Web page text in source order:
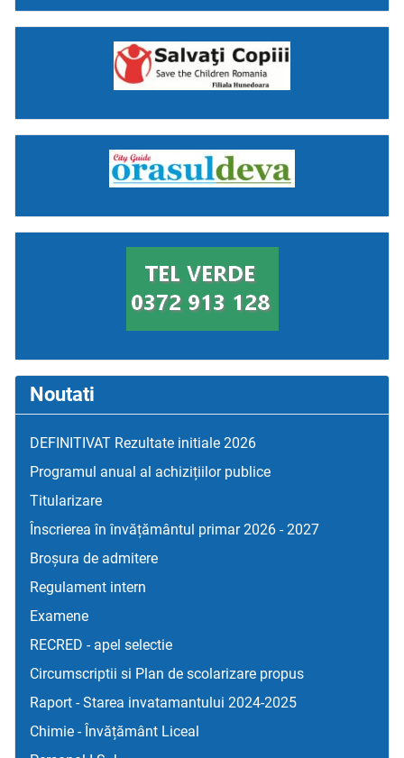
Noutati
DEFINITIVAT Rezultate initiale 2026
Programul anual al achizițiilor publice
Titularizare
Înscrierea în învățământul primar 2026 - 2027
Broșura de admitere
Regulament intern
Examene
RECRED - apel selectie
Circumscriptii si Plan de scolarizare propus
Raport - Starea invatamantului 2024-2025
Chimie - Învățământ Liceal